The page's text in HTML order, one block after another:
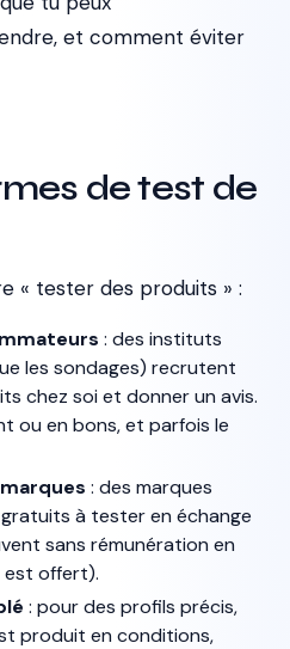
et comment éviter
de test de
« tester des produits » :
: des instituts
les sondages) recrutent
chez soi et donner un avis.
ou en bons, et parfois le
: des marques
à tester en échange
sans rémunération en
est offert).
: pour des profils précis,
produit en conditions,